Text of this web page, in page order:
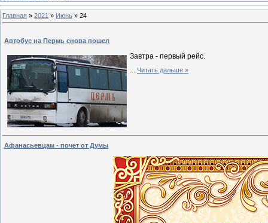
Главная » 2021 » Июнь » 24
Автобус на Пермь снова пошел
Завтра - первый рейс.
Читать дальше »
Афанасьевцам - почет от Думы